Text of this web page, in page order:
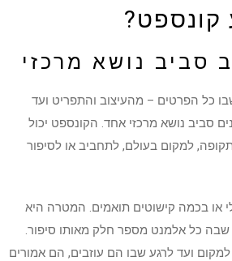
קונספט?
סביב נושא מרכזי
כל הפרטים – מהעיצוב והתפריט ועד
סביב נושא מרכזי אחד. הקונספט יכול
למקום בעולם, לתחביב או לסיפור
או בכמה קישוטים תואמים. המטרה היא
שבה כל אלמנט מספר חלק מאותו סיפור.
ועד לרגע שבו הם עוזבים, הם אמורים